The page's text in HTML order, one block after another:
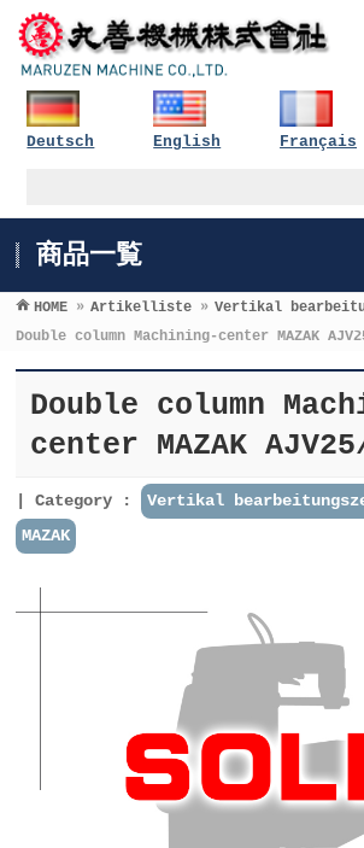
Deutsch English Français
商品一覧
HOME » Artikelliste » Vertikal
Double column Machining-center MAZAK
Double column
center MAZAK
Category : Vertikal
MAZAK